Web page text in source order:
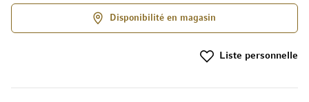
Disponibilité en magasin
Liste personnelle